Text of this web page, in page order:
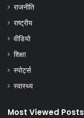
राजनीति
राष्ट्रीय
वीडियो
शिक्षा
स्पोर्ट्स
स्वास्थ्य
Most Viewed Posts